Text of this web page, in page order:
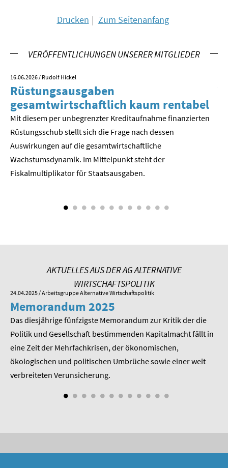
SOMMERSCHULE 2011
SOMMERSCHULE 2010
SOMMERSCHULE 2009
SOMMERSCHULE 2008
SOMMERSCHULE 2007
Über uns
Kontakt
Veröffentlichungen unserer Mitglieder
Drucken Zum Seitenanfang
VERÖFFENTLICHUNGEN UNSERER MITGLIEDER
16.06.2026 / Rudolf Hickel
Rüstungsausgaben
gesamtwirtschaftlich kaum rentabel
Mit diesem per unbegrenzter Kreditaufnahme finanzierten
Rüstungsschub stellt sich die Frage nach dessen
Auswirkungen auf die gesamtwirtschaftli­che
Wachstumsdynamik. Im Mittelpunkt steht der
Fiskalmultiplikator für Staatsausgaben.
AKTUELLES AUS DER AG ALTERNATIVE
WIRTSCHAFTSPOLITIK
24.04.2025 / Arbeitsgruppe Alternative Wirtschaftspolitik
Memorandum 2025
Das diesjährige fünfzigste Memorandum zur Kritik der die
Politik und Gesellschaft bestimmenden Kapitalmacht fällt in
eine Zeit der Mehrfachkrisen, der ökonomischen,
ökologischen und politischen Umbrüche sowie einer weit
verbreiteten Verunsicherung.